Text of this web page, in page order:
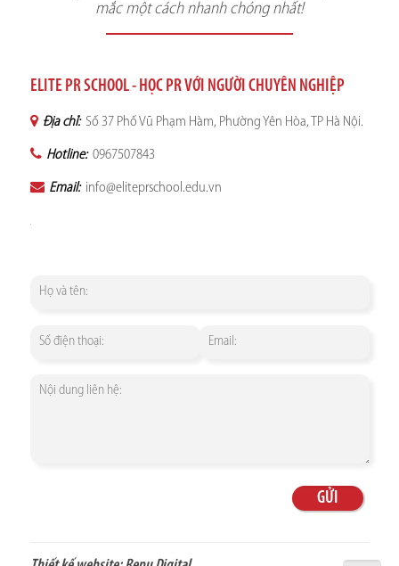
mắc một cách nhanh chóng nhất!
ELITE PR SCHOOL - HỌC PR VỚI NGƯỜI CHUYÊN NGHIỆP
Địa chỉ: Số 37 Phố Vũ Phạm Hàm, Phường Yên Hòa, TP Hà Nội.
Hotline: 0967507843
Email: info@eliteprschool.edu.vn